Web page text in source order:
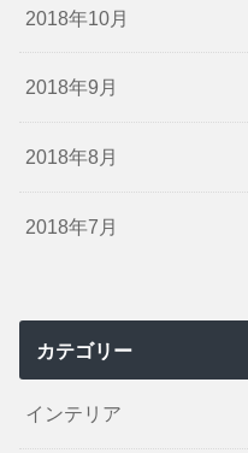
2018年10月
2018年9月
2018年8月
2018年7月
カテゴリー
インテリア